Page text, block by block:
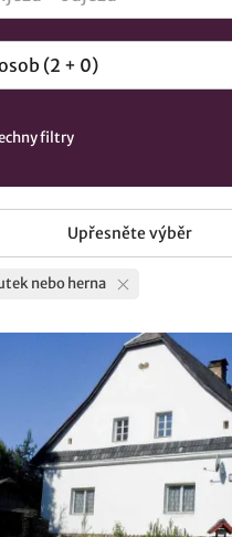
filtry
Upřesněte výběr
nebo herna